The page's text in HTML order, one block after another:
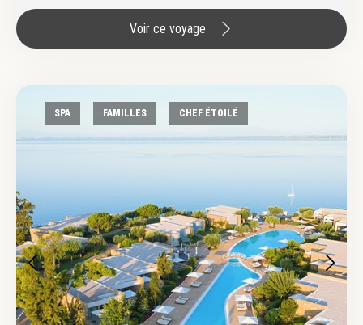
Voir ce voyage
SPA FAMILLES CHEF ÉTOILÉ